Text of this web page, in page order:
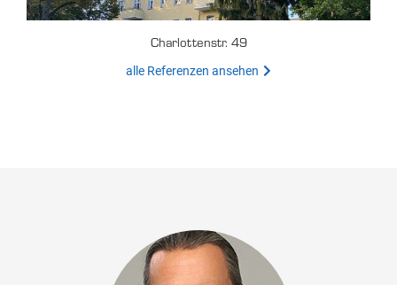
Charlottenstr. 49
alle Referenzen ansehen